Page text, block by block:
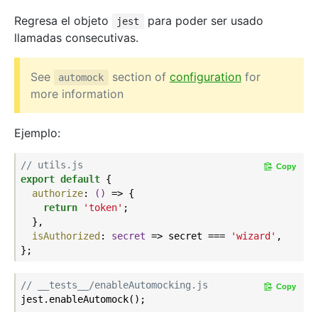
Regresa el objeto
jest
para poder ser usado
llamadas consecutivas.
See automock section of configurationfor
more information
Ejemplo:
// utils.js
export default {
authorize: () => {
return
'token' ;
  },
isAuthorized: secret => secret === 'wizard' ,
Copy
// __tests__/enableAutomocking.js
jest.enableAutomock();
Copy